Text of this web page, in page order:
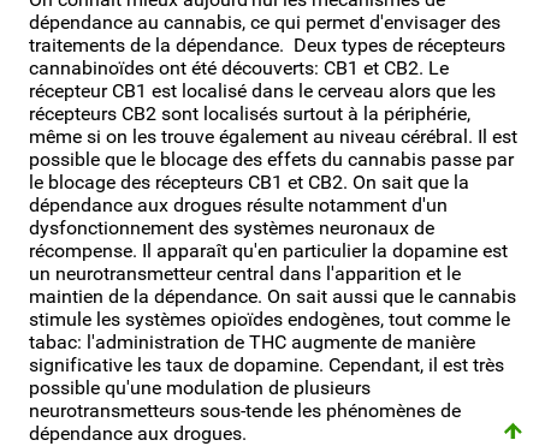
dépendance au cannabis, ce qui permet d'envisager des
traitements de la dépendance. Deux types de récepteurs
cannabinoïdes ont été découverts: CB1 et CB2. Le
récepteur CB1 est localisé dans le cerveau alors que les
récepteurs CB2 sont localisés surtout à la périphérie,
même si on les trouve également au niveau cérébral. Il est
possible que le blocage des effets du cannabis passe par
le blocage des récepteurs CB1 et CB2. On sait que la
dépendance aux drogues résulte notamment d'un
dysfonctionnement des systèmes neuronaux de
récompense. Il apparaît qu'en particulier la dopamine est
un neurotransmetteur central dans l'apparition et le
maintien de la dépendance. On sait aussi que le cannabis
stimule les systèmes opioïdes endogènes, tout comme le
tabac: l'administration de THC augmente de manière
significative les taux de dopamine. Cependant, il est très
possible qu'une modulation de plusieurs
neurotransmetteurs sous-tende les phénomènes de
dépendance aux drogues.